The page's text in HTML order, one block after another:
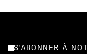
S'ABONNER À